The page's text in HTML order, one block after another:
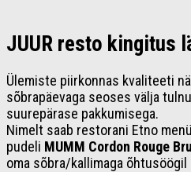
JUUR resto kingitus
Ülemiste piirkonnas kvaliteeti
sõbrapäevaga seoses välja
suurepärase pakkumisega.
Nimelt saab restorani Etno
pudeli MUMM Cordon Rouge
oma sõbra/kallimaga õhtusöögil